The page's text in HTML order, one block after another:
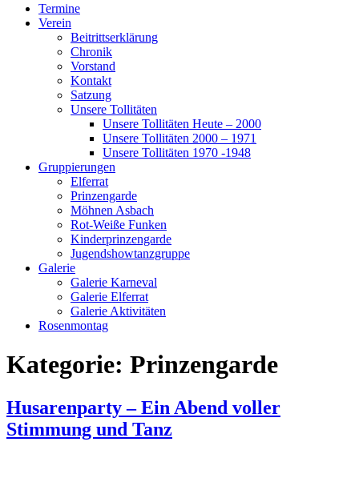
Termine
Verein
Beitrittserklärung
Chronik
Vorstand
Kontakt
Satzung
Unsere Tollitäten
Unsere Tollitäten Heute – 2000
Unsere Tollitäten 2000 – 1971
Unsere Tollitäten 1970 -1948
Gruppierungen
Elferrat
Prinzengarde
Möhnen Asbach
Rot-Weiße Funken
Kinderprinzengarde
Jugendshowtanzgruppe
Galerie
Galerie Karneval
Galerie Elferrat
Galerie Aktivitäten
Rosenmontag
Kategorie: Prinzengarde
Husarenparty – Ein Abend voller
Stimmung und Tanz